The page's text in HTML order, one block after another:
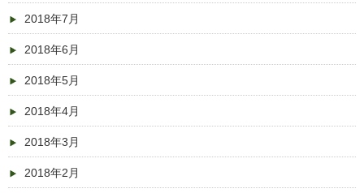
2018年7月
2018年6月
2018年5月
2018年4月
2018年3月
2018年2月